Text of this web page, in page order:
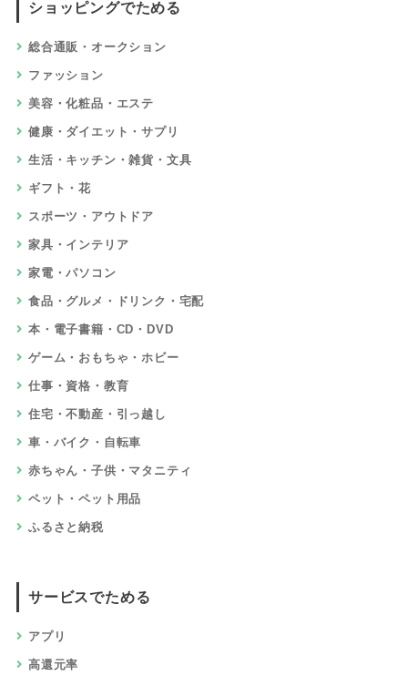
ショッピングでためる
総合通販・オークション
ファッション
美容・化粧品・エステ
健康・ダイエット・サプリ
生活・キッチン・雑貨・文具
ギフト・花
スポーツ・アウトドア
家具・インテリア
家電・パソコン
食品・グルメ・ドリンク・宅配
本・電子書籍・CD・DVD
ゲーム・おもちゃ・ホビー
仕事・資格・教育
住宅・不動産・引っ越し
車・バイク・自転車
赤ちゃん・子供・マタニティ
ペット・ペット用品
ふるさと納税
サービスでためる
アプリ
高還元率